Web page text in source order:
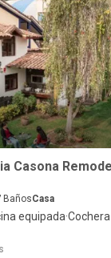
BañosCasa
equipada·Cochera